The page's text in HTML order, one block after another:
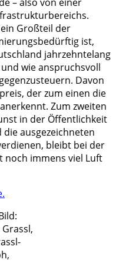
Großteil der
ist,
jahrzehntelang
wie anspruchsvoll
Davon
der zum einen die
Zum zweiten
in der Öffentlichkeit
ausgezeichneten
bleibt bei der
noch immens viel Luft